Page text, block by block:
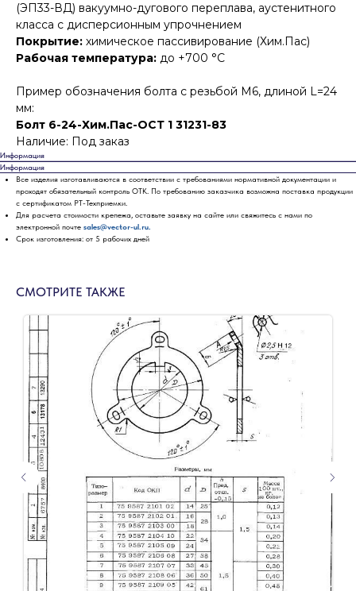
(ЭП33-ВД) вакуумно-дугового переплава, аустенитного
класса с дисперсионным упрочнением
Покрытие: химическое пассивирование (Хим.Пас)
Рабочая температура: до +700 °С
Пример обозначения болта с резьбой М6, длиной L=24
мм:
Болт 6-24-Хим.Пас-ОСТ 1 31231-83
Наличие: Под заказ
Информация
Информация
Все изделия изготавливаются в соответствии с требованиями нормативной документации и
проходят обязательный контроль ОТК. По требованию заказчика возможна поставка продукции
с сертификатом РТ-Техприемки.
Для расчета стоимости крепежа, оставьте заявку на сайте или свяжитесь с нами по
электронной почте sales@vector-ul.ru.
Срок изготовления: от 5 рабочих дней
СМОТРИТЕ ТАКЖЕ